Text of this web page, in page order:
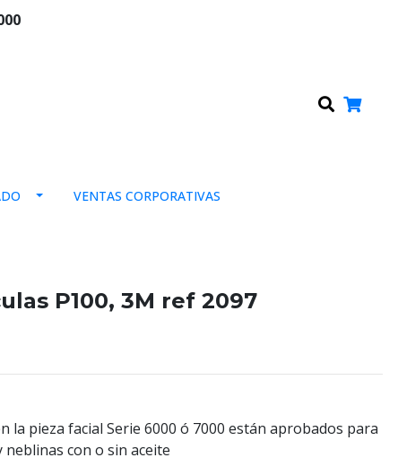
VENTAS CORPORATIVAS
P100, 3M ref 2097
la pieza facial Serie 6000 ó 7000 están aprobados para
con o sin aceite